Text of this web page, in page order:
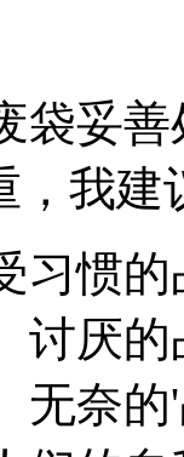
袋妥
，我
习惯
讨厌
无奈